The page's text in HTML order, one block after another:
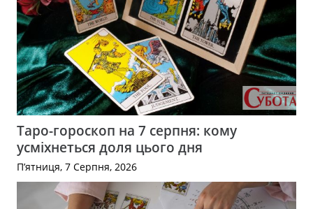
Таро-гороскоп на 7 серпня: кому
усміхнеться доля цього дня
П’ятниця, 7 Серпня, 2026